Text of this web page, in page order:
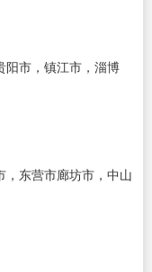
阳市，镇江市，淄博
东营市廊坊市，中山